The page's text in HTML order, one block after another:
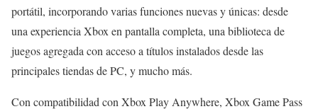
portátil, incorporando varias funciones nuevas y únicas: desde
una experiencia Xbox en pantalla completa, una biblioteca de
juegos agregada con acceso a títulos instalados desde las
principales tiendas de PC, y mucho más.
Con compatibilidad con Xbox Play Anywhere, Xbox Game Pass